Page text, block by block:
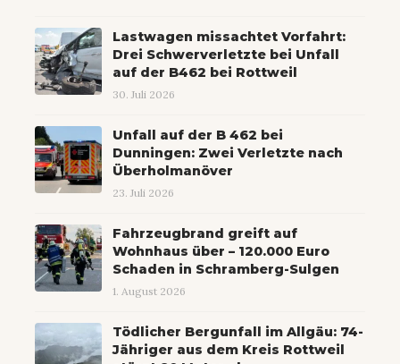
Lastwagen missachtet Vorfahrt:
Drei Schwerverletzte bei Unfall
auf der B462 bei Rottweil
30. Juli 2026
Unfall auf der B 462 bei
Dunningen: Zwei Verletzte nach
Überholmanöver
23. Juli 2026
Fahrzeugbrand greift auf
Wohnhaus über – 120.000 Euro
Schaden in Schramberg-Sulgen
1. August 2026
Tödlicher Bergunfall im Allgäu: 74-
Jähriger aus dem Kreis Rottweil